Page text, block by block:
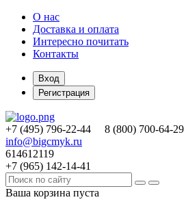
О нас
Доставка и оплата
Интересно почитать
Контакты
Вход
Регистрация
+7 (495) 796-22-44 8 (800) 700-64-29
info@bigcmyk.ru
614612119
+7 (965) 142-14-41
Ваша корзина пуста